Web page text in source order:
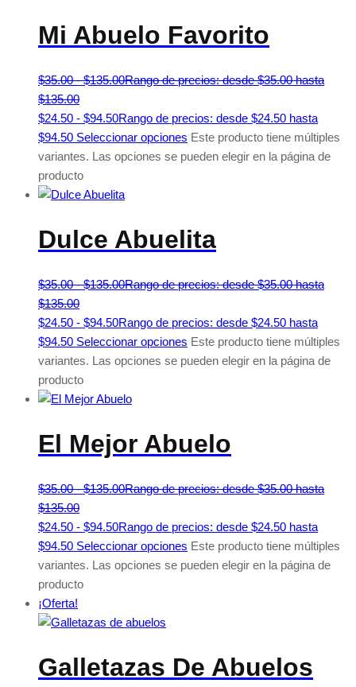
Mi Abuelo Favorito
$35.00 - $135.00Rango de precios: desde $35.00 hasta
$135.00
$24.50 - $94.50Rango de precios: desde $24.50 hasta
$94.50 Seleccionar opciones Este producto tiene múltiples
variantes. Las opciones se pueden elegir en la página de
producto
Dulce Abuelita
$35.00 - $135.00Rango de precios: desde $35.00 hasta
$135.00
$24.50 - $94.50Rango de precios: desde $24.50 hasta
$94.50 Seleccionar opciones Este producto tiene múltiples
variantes. Las opciones se pueden elegir en la página de
producto
El Mejor Abuelo
$35.00 - $135.00Rango de precios: desde $35.00 hasta
$135.00
$24.50 - $94.50Rango de precios: desde $24.50 hasta
$94.50 Seleccionar opciones Este producto tiene múltiples
variantes. Las opciones se pueden elegir en la página de
producto
¡Oferta!
Galletazas De Abuelos